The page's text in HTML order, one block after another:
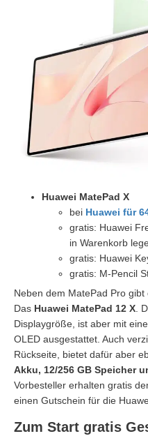
Huawei MatePad X
bei Huawei für
gratis: Huawei
in Warenkorb
gratis: Huawei
gratis: M-Pencil
Neben dem MatePad Pro
Das Huawei MatePad 12 X.
Displaygröße, ist aber mit
OLED ausgestattet. Auch
Rückseite, bietet dafür aber
Akku, 12/256 GB Speicher
Vorbesteller erhalten gratis
einen Gutschein für die
Zum Start gratis